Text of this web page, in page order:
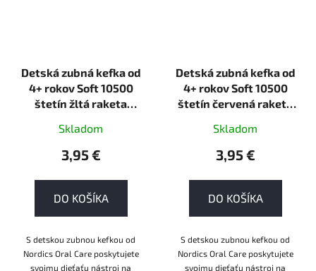
Detská zubná kefka od
4+ rokov Soft 10500
štetín žltá raketa
Skladom
3,95 €
DO KOŠÍKA
S detskou zubnou kefkou od
Nordics Oral Care poskytujete
svojmu dieťaťu nástroj na
Detská zubná kefka od
4+ rokov Soft 10500
štetín červená raketa
Skladom
3,95 €
DO KOŠÍKA
S detskou zubnou kefkou od
Nordics Oral Care poskytujete
svojmu dieťaťu nástroj na